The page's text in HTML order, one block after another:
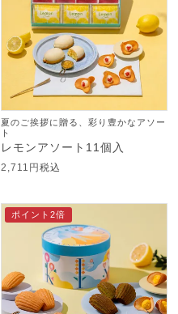
夏のご挨拶に贈る、彩り豊かなアソー
ト
レモンアソート11個入
2,711 税込
ポイント2倍